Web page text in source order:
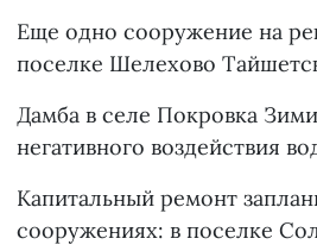
Еще одно сооружение на
поселке Шелехово
Дамба в селе Покровка
негативного воздействия
Капитальный ремонт
сооружениях: в поселке